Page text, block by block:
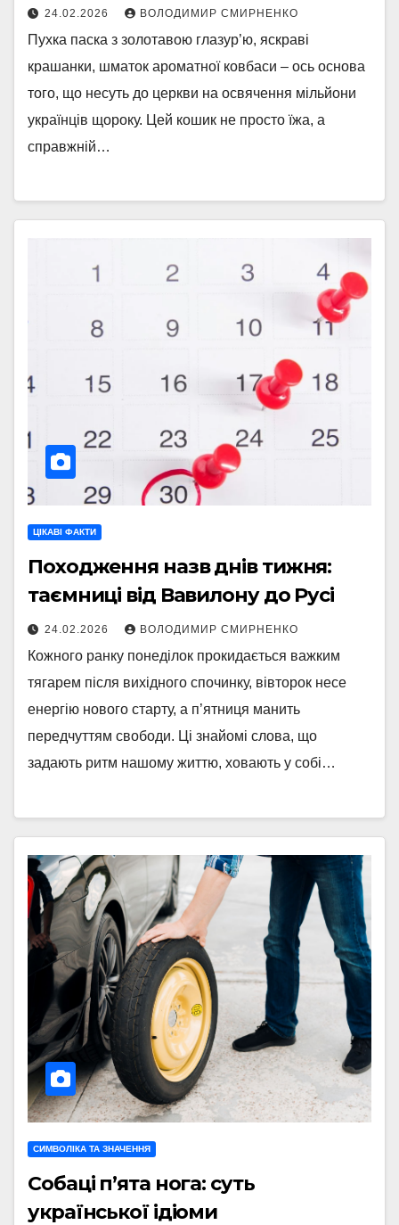
24.02.2026 ВОЛОДИМИР СМИРНЕНКО
Пухка паска з золотавою глазур’ю, яскраві
крашанки, шматок ароматної ковбаси – ось основа
того, що несуть до церкви на освячення мільйони
українців щороку. Цей кошик не просто їжа, а
справжній…
ЦІКАВІ ФАКТИ
Походження назв днів тижня:
таємниці від Вавилону до Русі
24.02.2026 ВОЛОДИМИР СМИРНЕНКО
Кожного ранку понеділок прокидається важким
тягарем після вихідного спочинку, вівторок несе
енергію нового старту, а п’ятниця манить
передчуттям свободи. Ці знайомі слова, що
задають ритм нашому життю, ховають у собі…
СИМВОЛІКА ТА ЗНАЧЕННЯ
Собаці п’ята нога: суть
української ідіоми